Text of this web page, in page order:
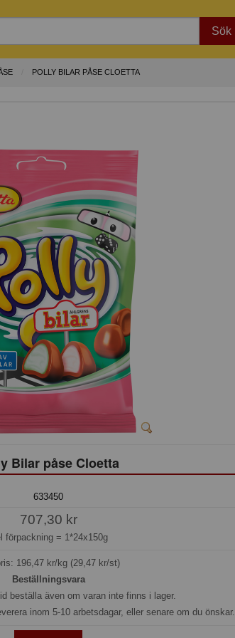
Sök
POLLY BILAR PÅSE CLOETTA
Bilar påse Cloetta
633450
707,30 kr
förpackning = 1*24x150g
196,47kr/kg (29,47 kr/st)
Beställningsvara
beställa även om varan inte finns i lager.
inom 5-10 arbetsdagar, eller senare om du önskar.